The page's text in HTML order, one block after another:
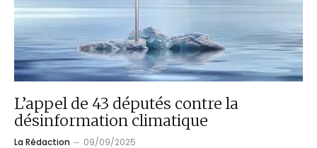
L’appel de 43 députés contre la
désinformation climatique
La Rédaction 09/09/2025